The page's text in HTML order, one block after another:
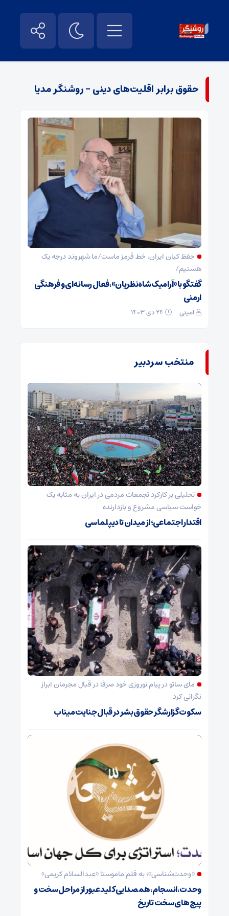
حقوق برابر اقلیت‌های دینی - روشنگر مدیا
حفظ کیان ایران، خط قرمز ماست/ما شهروند درجه یک
هستیم/
گفتگو با «آرامیک شاه‌نظریان»، فعال رسانه‌ای و فرهنگی
ارمنی
امینی
منتخب سردبیر
تحلیلی بر کارکرد تجمعات مردمی در ایران به مثابه یک
خواست سیاسی مشروع و بازدارنده
اقتدار اجتماعی؛ از میدان تا دیپلماسی
مای ساتو در پیام نوروزی خود صرفا در قبال مجرمان ابراز
نگرانی کرد
سکوت گزارشگر حقوق بشر در قبال جنایت میناب
«وحدت‌‌شناسی»؛ به قلم ماموستا «عبدالسلام کریمی»
وحدت ،انسجام،همصدایی کلید عبور از مراحل سخت و
پیچ های سخت تاریخ